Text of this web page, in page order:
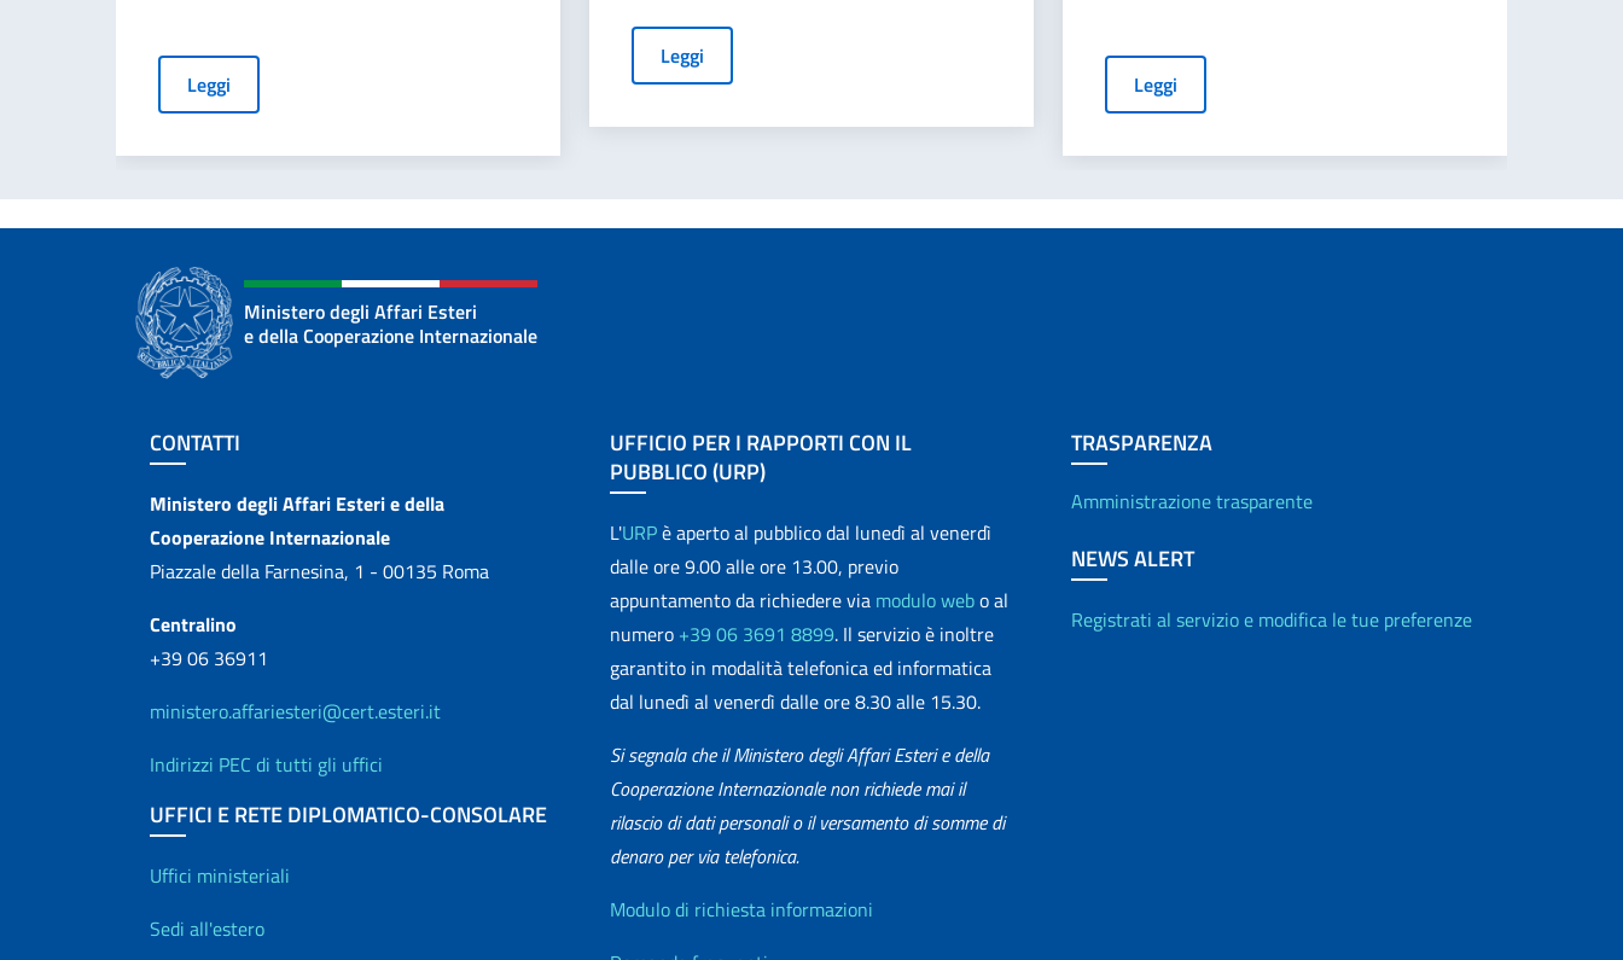
Leggi
Leggi
Leggi
Ministero degli Affari Esteri
e della Cooperazione Internazionale
Sezione footer
CONTATTI
Contatti
Ministero degli Affari Esteri e della
Cooperazione Internazionale
Piazzale della Farnesina, 1 - 00135 Roma
Centralino
+39 06 36911
ministero.affariesteri@cert.esteri.it
Indirizzi PEC di tutti gli uffici
UFFICI E RETE DIPLOMATICO-CONSOLARE
Uffici e Rete diplomatica
Uffici ministeriali
Sedi all'estero
UFFICIO PER I RAPPORTI CON IL
PUBBLICO (URP)
L'URPè aperto al pubblico dal lunedì al venerdì
dalle ore 9.00 alle ore 13.00, previo
appuntamento da richiedere via modulo webo al
numero +39 06 3691 8899. Il servizio è inoltre
garantito in modalità telefonica ed informatica
dal lunedì al venerdì dalle ore 8.30 alle 15.30.
Si segnala che il Ministero degli Affari Esteri e della
Cooperazione Internazionale non richiede mai il
rilascio di dati personali o il versamento di somme di
denaro per via telefonica.
Info utili
Modulo di richiesta informazioni
TRASPARENZA
Amministrazione trasparente
NEWS ALERT
Registrati al servizio e modifica le tue preferenze